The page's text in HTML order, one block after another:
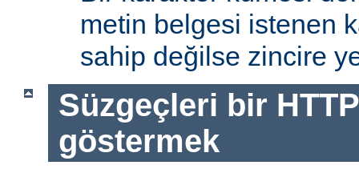
metin belgesi istenen
sahip değilse zincire
Süzgeçleri bir
göstermek